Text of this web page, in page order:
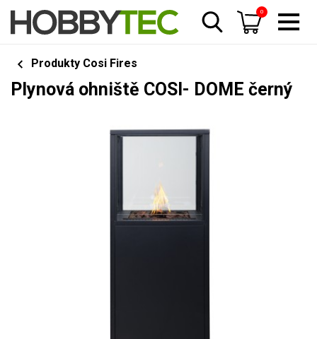
0
Produkty Cosi Fires
Plynová ohniště COSI- DOME černý